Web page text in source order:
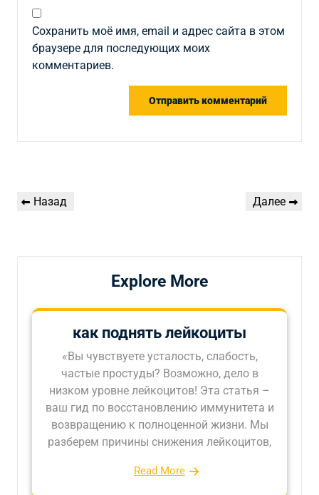
Сохранить моё имя, email и адрес сайта в этом
браузере для последующих моих
комментариев.
по
Предыдущая
Назад
Следующая
Далее
Explore More
как поднять лейкоциты
«Вы чувствуете усталость, слабость,
частые простуды? Возможно, дело в
низком уровне лейкоцитов! Эта статья –
ваш гид по восстановлению иммунитета и
возвращению к полноценной жизни. Мы
разберем причины снижения лейкоцитов,
Read More